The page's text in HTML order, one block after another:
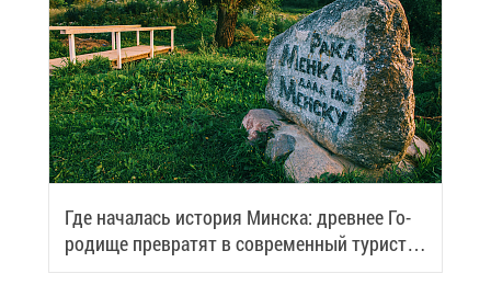
Где на­ча­лась ис­то­рия Мин­ска: древ­нее Го­
ро­ди­ще пре­вра­тят в со­вре­мен­ный ту­ри­сти­
че­ский центр